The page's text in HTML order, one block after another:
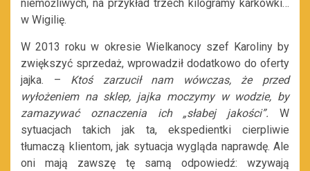
niemożliwych, na przykład trzech kilogramy karkówki…
w Wigilię.
W 2013 roku w okresie Wielkanocy szef Karoliny by
zwiększyć sprzedaż, wprowadził dodatkowo do oferty
jajka. – Ktoś zarzucił nam wówczas, że przed
wyłożeniem na sklep, jajka moczymy w wodzie, by
zamazywać oznaczenia ich „słabej jakości”. W
sytuacjach takich jak ta, ekspedientki cierpliwie
tłumaczą klientom, jak sytuacja wygląda naprawdę. Ale
oni mają zawszę tę samą odpowiedź: wzywają